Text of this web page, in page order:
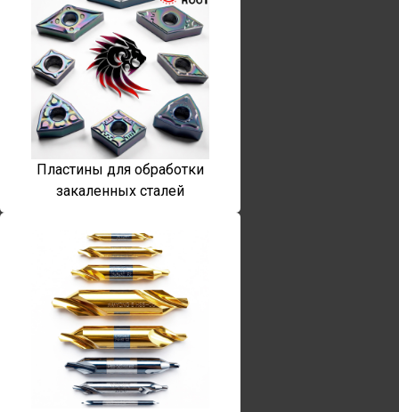
Пластины для обработки
закаленных сталей